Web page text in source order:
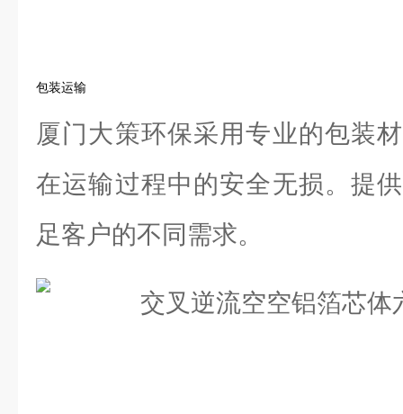
包装运输
厦门大策环保采用专业的包装
在运输过程中的安全无损。提
足客户的不同需求。